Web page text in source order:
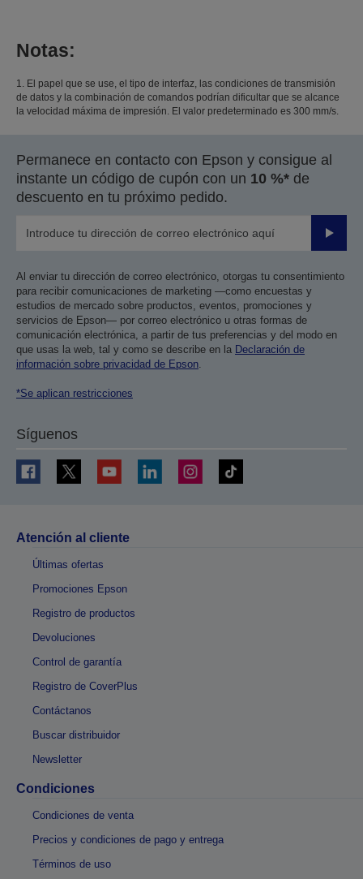
Notas:
1. El papel que se use, el tipo de interfaz, las condiciones de transmisión
de datos y la combinación de comandos podrían dificultar que se alcance
la velocidad máxima de impresión. El valor predeterminado es 300 mm/s.
Permanece en contacto con Epson y consigue al
instante un código de cupón con un 10 %* de
descuento en tu próximo pedido.
Enviar
Al enviar tu dirección de correo electrónico, otorgas tu consentimiento
para recibir comunicaciones de marketing —como encuestas y
estudios de mercado sobre productos, eventos, promociones y
servicios de Epson— por correo electrónico u otras formas de
comunicación electrónica, a partir de tus preferencias y del modo en
que usas la web, tal y como se describe en la Declaración de
información sobre privacidad de Epson.
*Se aplican restricciones
Síguenos
Atención al cliente
Últimas ofertas
Promociones Epson
Registro de productos
Devoluciones
Control de garantía
Registro de CoverPlus
Contáctanos
Buscar distribuidor
Newsletter
Condiciones
Condiciones de venta
Precios y condiciones de pago y entrega
Términos de uso